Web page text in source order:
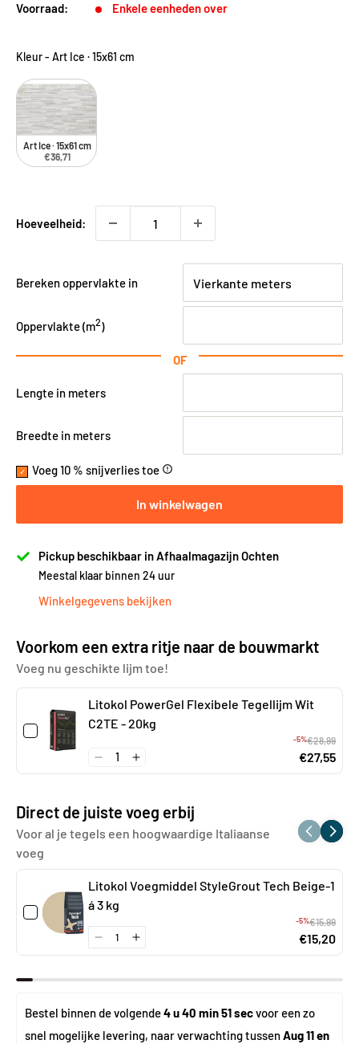
Voorraad: Enkele eenheden over
Kleur- Art Ice · 15x61 cm
Art Ice · 15x61 cm
€36,71
Hoeveelheid:
Bereken oppervlakte in
Oppervlakte (m2)
OF
Lengte in meters
Breedte in meters
Voeg 10 % snijverlies toe error_outline
In winkelwagen
Pickup beschikbaar in Afhaalmagazijn Ochten
Meestal klaar binnen 24 uur
Winkelgegevens bekijken
Voorkom een extra ritje naar de bouwmarkt
Voeg nu geschikte lijm toe!
Litokol PowerGel Flexibele Tegellijm Wit
C2TE - 20kg
-5%€28,99
€27,55
Direct de juiste voeg erbij
Voor al je tegels een hoogwaardige Italiaanse
voeg
Litokol Voegmiddel StyleGrout Tech Beige-1
á 3 kg
-5%€15,99
€15,20
Bestel binnen de volgende 4 u 40 min 51 sec voor een zo
snel mogelijke levering, naar verwachting tussen Aug 11 en